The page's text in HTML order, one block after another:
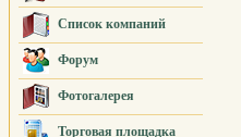
Список компаний
Форум
Фотогалерея
Торговая площадка